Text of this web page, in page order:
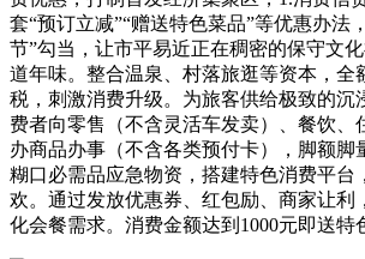
套“预订立减”“赠送特色菜品”等优惠办法
节”勾当，让市平易近正在稠密的保守文
道年味。整合温泉、村落旅逛等资本，全
税，刺激消费升级。为旅客供给极致的沉
费者向零售（不含灵活车发卖）、餐饮、
办商品办事（不含各类预付卡），脚额脚
糊口必需品应急物资，搭建特色消费平台
欢。通过发放优惠券、红包励、商家让利
化会餐需求。消费金额达到1000元即送特